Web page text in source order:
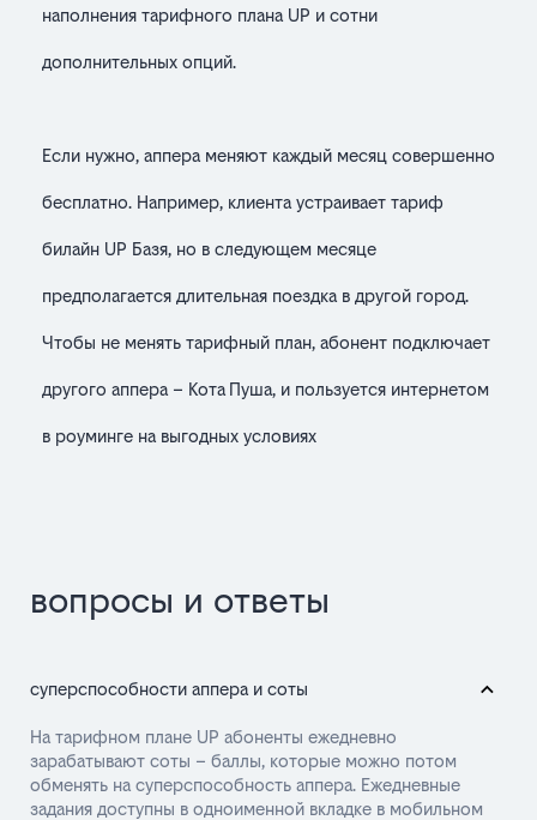
наполнения тарифного плана UP и сотни
дополнительных опций.
Если нужно, аппера меняют каждый месяц совершенно
бесплатно. Например, клиента устраивает тариф
билайн UP Базя, но в следующем месяце
предполагается длительная поездка в другой город.
Чтобы не менять тарифный план, абонент подключает
другого аппера – Кота Пуша, и пользуется интернетом
в роуминге на выгодных условиях
вопросы и ответы
суперспособности аппера и соты
На тарифном плане UP абоненты ежедневно
зарабатывают соты – баллы, которые можно потом
обменять на суперспособность аппера. Ежедневные
задания доступны в одноименной вкладке в мобильном